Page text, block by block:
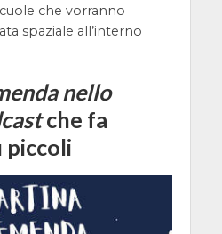
che vorranno
spaziale all’interno
nello
che fa
piccoli